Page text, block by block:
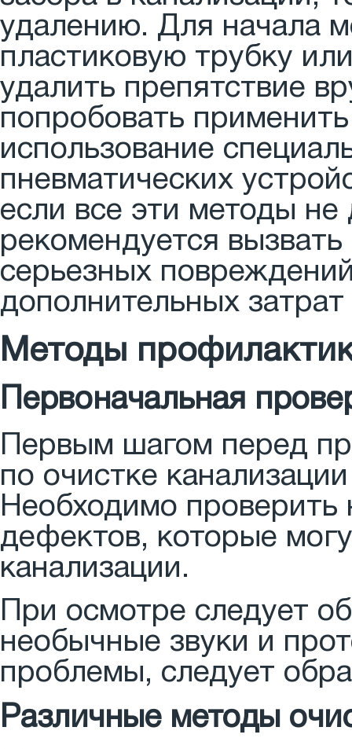
удалению. Для начала
пластиковую трубку
удалить препятствие
попробовать
использование
пневматических
если все эти методы не
рекомендуется
серьезных
дополнительных
Методы
Первоначальная
Первым шагом перед
по очистке
Необходимо проверить
дефектов, которые
канализации.
При осмотре следует
необычные звуки и
проблемы, следует
Различные методы